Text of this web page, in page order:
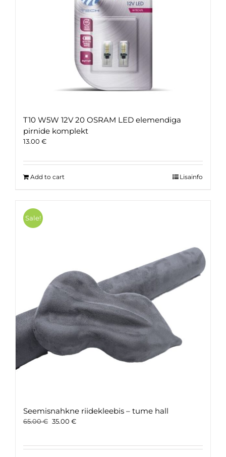
T10 W5W 12V 20 OSRAM LED elemendiga
pirnide komplekt
13.00 €
Add to cart Lisainfo
Sale!
Seemisnahkne riidekleebis – tume hall
65.00€ Original
65.00 €.
35.00 €Current
35.00 €.